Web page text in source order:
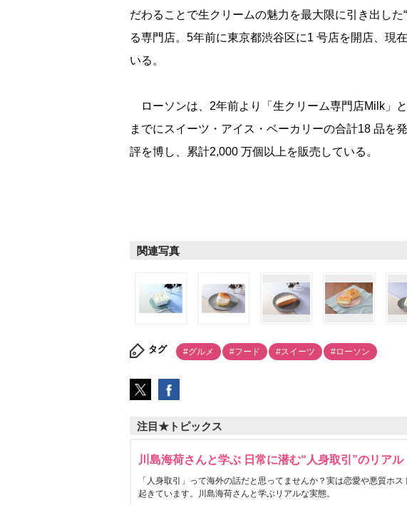
だわることで生クリームの魅力を最大限に引き出した
る専門店。5年前に東京都渋谷区に1 号店を開店、現
いる。
ローソンは、2年前より「生クリーム専門店Milk」
までにスイーツ・アイス・ベーカリーの合計18 品を
評を博し、累計2,000 万個以上を販売している。
関連写真
タグ #グルメ #フード #スイーツ #ローソン
注目★トピックス
川島海荷さんと学ぶ 日常に潜む“人身取引”のリアル
「人身取引」って海外の話だと思ってませんか？実は恋愛や悪質ホ
起きています。川島海荷さんと学ぶリアルな実態。